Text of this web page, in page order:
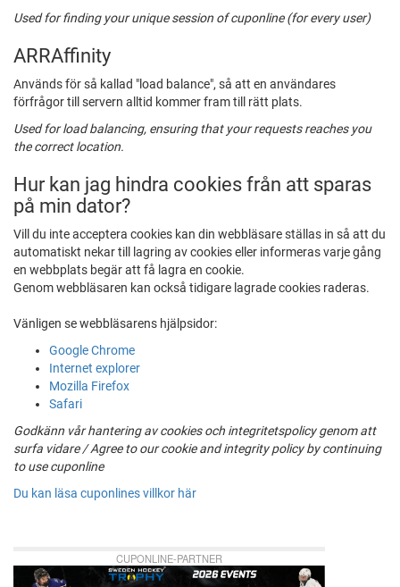
Used for finding your unique session of cuponline (for every user)
ARRAffinity
Används för så kallad "load balance", så att en användares
förfrågor till servern alltid kommer fram till rätt plats.
Used for load balancing, ensuring that your requests reaches you
the correct location.
Hur kan jag hindra cookies från att sparas
på min dator?
Vill du inte acceptera cookies kan din webbläsare ställas in så att du
automatiskt nekar till lagring av cookies eller informeras varje gång
en webbplats begär att få lagra en cookie.
Genom webbläsaren kan också tidigare lagrade cookies raderas.
Vänligen se webbläsarens hjälpsidor:
Google Chrome
Internet explorer
Mozilla Firefox
Safari
Godkänn vår hantering av cookies och integritetspolicy genom att
surfa vidare / Agree to our cookie and integrity policy by continuing
to use cuponline
Du kan läsa cuponlines villkor här
CUPONLINE-PARTNER